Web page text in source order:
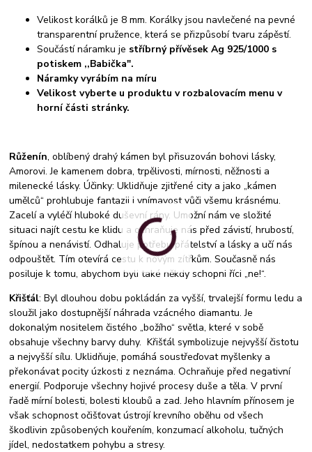
Velikost korálků je 8 mm. Korálky jsou navlečené na pevné
transparentní pružence, která se přizpůsobí tvaru zápěstí.
Součástí náramku je stříbrný přívěsek Ag 925/1000 s
potiskem ,,Babička".
Náramky vyrábím na míru
Velikost vyberte u produktu v rozbalovacím menu v
horní části stránky.
Růženín, oblíbený drahý kámen byl přisuzován bohovi lásky,
Amorovi. Je kamenem dobra, trpělivosti, mírnosti, něžnosti a
milenecké lásky. Účinky: Uklidňuje zjitřené city a jako „kámen
umělců“ prohlubuje fantazii i vnímavost vůči všemu krásnému.
Zacelí a vyléčí hluboké duševní rány. Umožní nám ve složité
situaci najít cestu ke klidu a ochraňuje nás před závistí, hrubostí,
špínou a nenávistí. Odhaluje potřebu přátelství a lásky a učí nás
odpouštět. Tím otevírá cestu k novým zítřkům. Současně nás
posiluje k tomu, abychom byli také někdy schopni říci „ne!“.
Křišťál: Byl dlouhou dobu pokládán za vyšší, trvalejší formu ledu a
sloužil jako dostupnější náhrada vzácného diamantu. Je
dokonalým nositelem čistého „božího“ světla, které v sobě
obsahuje všechny barvy duhy. Křišťál symbolizuje nejvyšší čistotu
a nejvyšší sílu. Uklidňuje, pomáhá soustřeďovat myšlenky a
překonávat pocity úzkosti z neznáma. Ochraňuje před negativní
energií. Podporuje všechny hojivé procesy duše a těla. V první
řadě mírní bolesti, bolesti kloubů a zad. Jeho hlavním přínosem je
však schopnost očišťovat ústrojí krevního oběhu od všech
škodlivin způsobených kouřením, konzumací alkoholu, tučných
jídel, nedostatkem pohybu a stresy.